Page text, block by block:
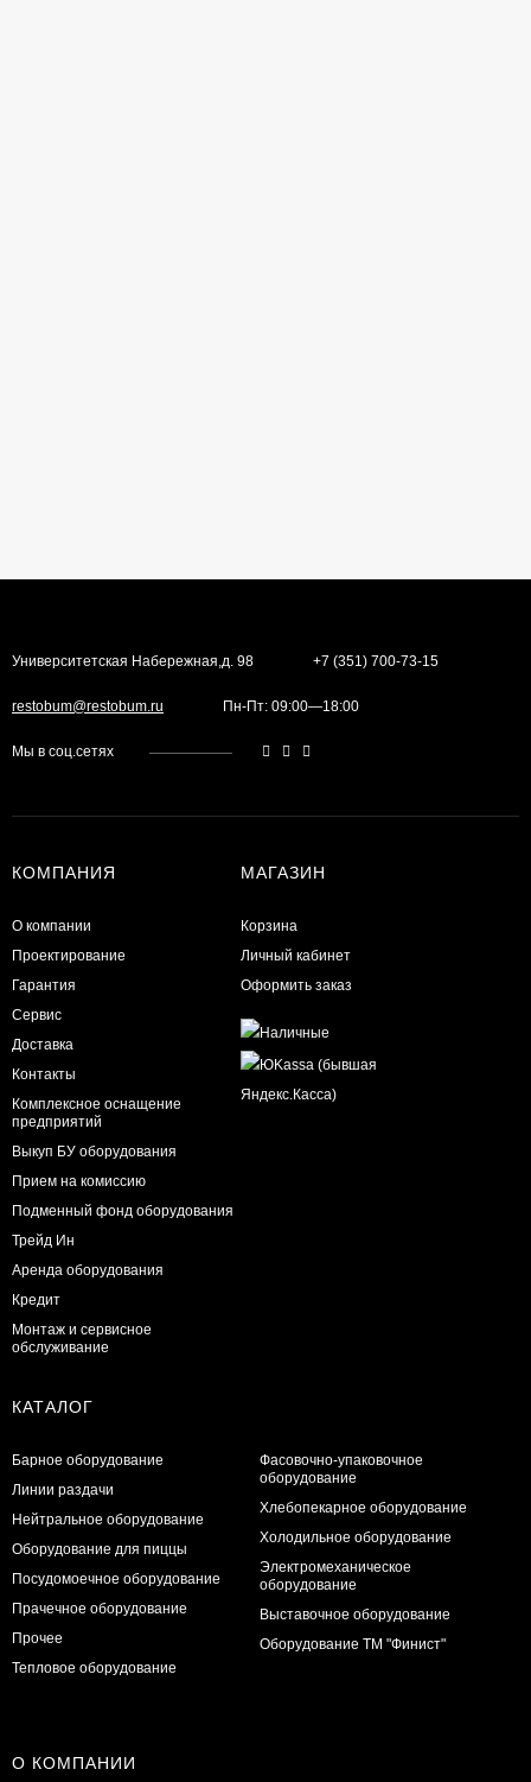
Университетская Набережная,д. 98 +7 (351) 700-73-15
restobum@restobum.ru Пн-Пт: 09:00—18:00
Мы в соц.сетях
КОМПАНИЯ
О компании
Проектирование
Гарантия
Сервис
Доставка
Контакты
Комплексное оснащение
предприятий
Выкуп БУ оборудования
Прием на комиссию
Подменный фонд оборудования
Трейд Ин
Аренда оборудования
Кредит
Монтаж и сервисное
обслуживание
МАГАЗИН
Корзина
Личный кабинет
Оформить заказ
КАТАЛОГ
Барное оборудование
Линии раздачи
Нейтральное оборудование
Оборудование для пиццы
Посудомоечное оборудование
Прачечное оборудование
Прочее
Тепловое оборудование
Фасовочно-упаковочное
оборудование
Хлебопекарное оборудование
Холодильное оборудование
Электромеханическое
оборудование
Выставочное оборудование
Оборудование ТМ "Финист"
О КОМПАНИИ